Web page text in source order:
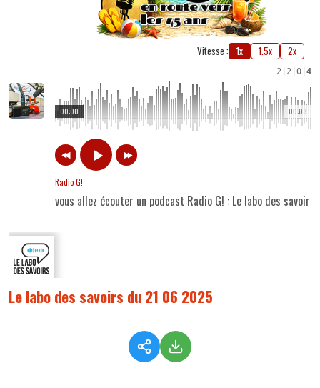
Vitesse : 1x 1.5x 2x
2 2 0 4
00:03
00:00
Radio G!
vous allez écouter un podcast Radio G! : Le labo des
Le labo des savoirs du 21 06 2025